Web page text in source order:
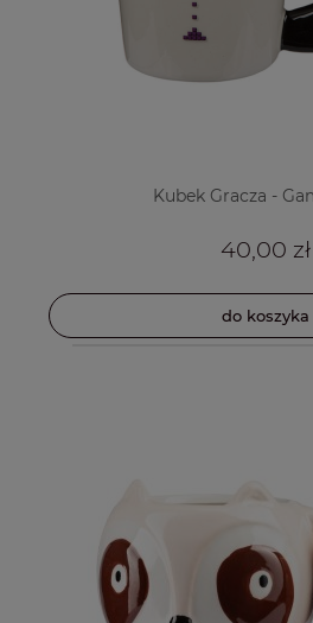
Kubek Gracza -
40,00 zł
do koszyka